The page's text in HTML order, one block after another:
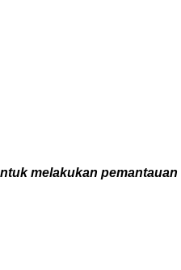
melakukan